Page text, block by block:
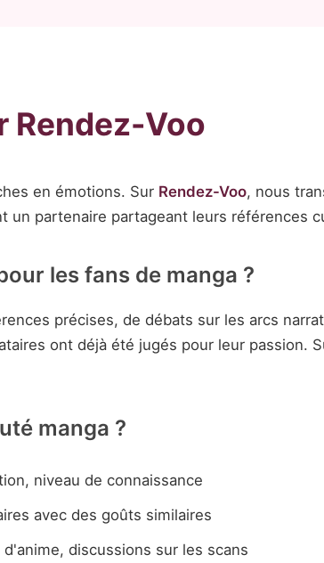
Rendez-Voo
en émotions. Sur Rendez-Voo, nous
un partenaire partageant leurs références
les fans de manga ?
précises, de débats sur les arcs
ont déjà été jugés pour leur passion.
manga ?
niveau de connaissance
avec des goûts similaires
discussions sur les scans